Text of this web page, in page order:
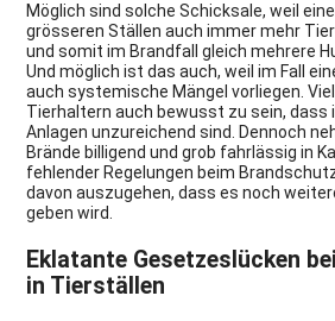
Möglich sind solche Schicksale, weil
grösseren Ställen auch immer mehr
und somit im Brandfall gleich mehrere
Und möglich ist das auch, weil im Fall
auch systemische Mängel vorliegen.
Tierhaltern auch bewusst zu sein, dass
Anlagen unzureichend sind. Dennoch
Brände billigend und grob fahrlässig in
fehlender Regelungen beim
davon auszugehen, dass es noch
geben wird.
Eklatante Gesetzeslücken
in Tierställen